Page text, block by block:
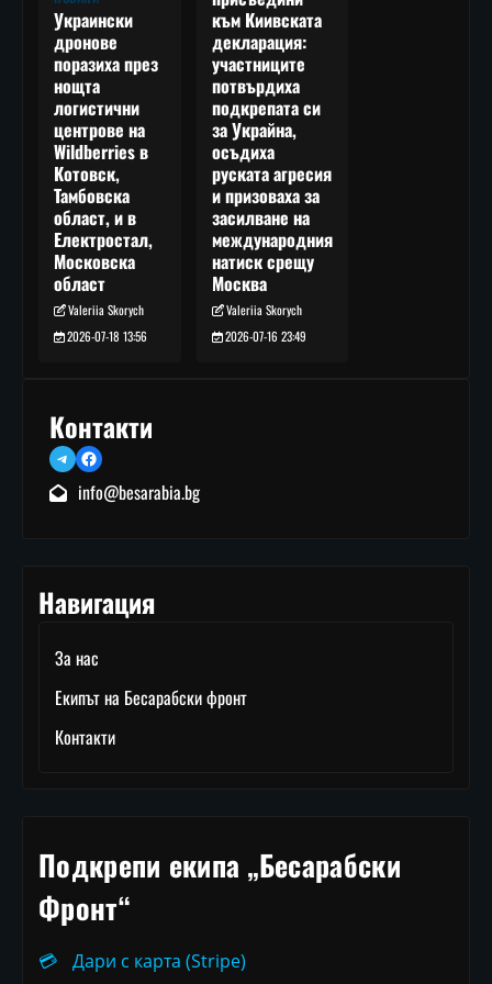
Украински
дронове
поразиха през
нощта
логистични
центрове на
Wildberries в
Котовск,
Тамбовска
област, и в
Електростал,
Московска
област
Valeriia Skorych
2026-07-18 13:56
към Киивската
декларация:
участниците
потвърдиха
подкрепата си
за Украйна,
осъдиха
руската агресия
и призоваха за
засилване на
международния
натиск срещу
Москва
Valeriia Skorych
2026-07-16 23:49
Контакти
TelegramFacebook
info@besarabia.bg
Навигация
За нас
Екипът на Бесарабски фронт
Контакти
Подкрепи екипа „Бесарабски
Фронт“
💳 Дари с карта (Stripe)